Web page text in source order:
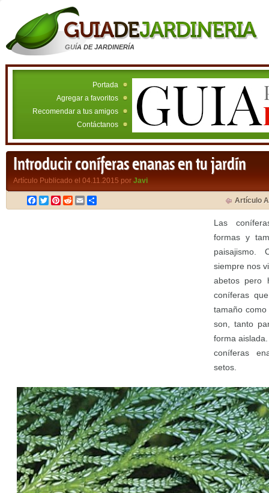
GUÍA DE JARDINERÍA
Portada
Agregar a favoritos
Recomendar a tus amigos
Contáctanos
Introducir coníferas enanas en tu jardín
Artículo Publicado el 04.11.2015 por Javi
Facebook
TwitterPinterest
RedditEmail Artículo
Las
formas y
paisajismo.
siempre nos
abetos pero
coníferas
tamaño
son, tanto
forma
coníferas
setos.